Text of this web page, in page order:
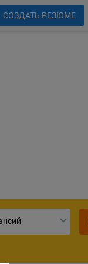
СОЗДАТЬ РЕЗЮМЕ